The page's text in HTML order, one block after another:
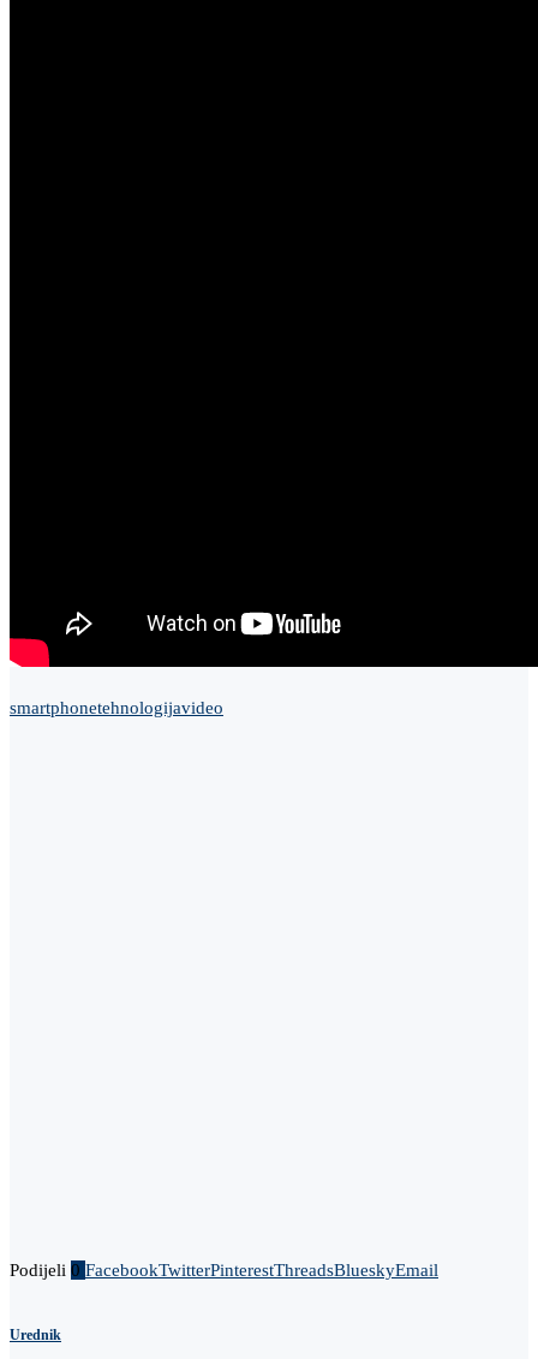
smartphonetehnologijavideo
Podijeli 0 FacebookTwitterPinterestThreadsBlueskyEmail
Urednik